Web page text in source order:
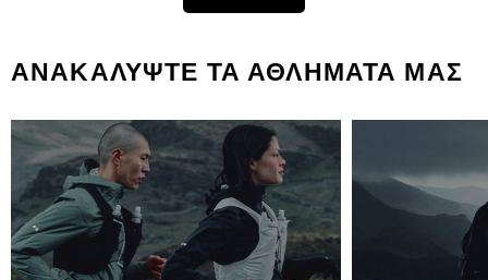
ΑΝΑΚΑΛΥΨΤΕ ΤΑ ΑΘΛΗΜΑΤΑ ΜΑΣ